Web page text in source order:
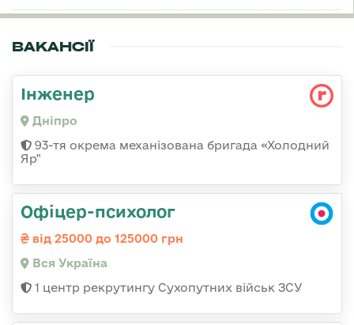
ВАКАНСІЇ
Інженер
Дніпро
93-тя окрема механізована бригада «Холодний
Яр"
Офіцер-психолог
від 25000 до 125000 грн
Вся Україна
1 центр рекрутингу Сухопутних військ ЗСУ